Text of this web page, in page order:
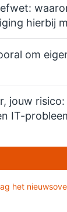
hierbij
om
jouw risico:
IT-
het